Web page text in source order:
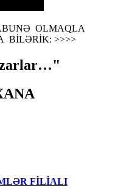
OLMAQLA
BİLƏRİK: >>>>
FİLİALI